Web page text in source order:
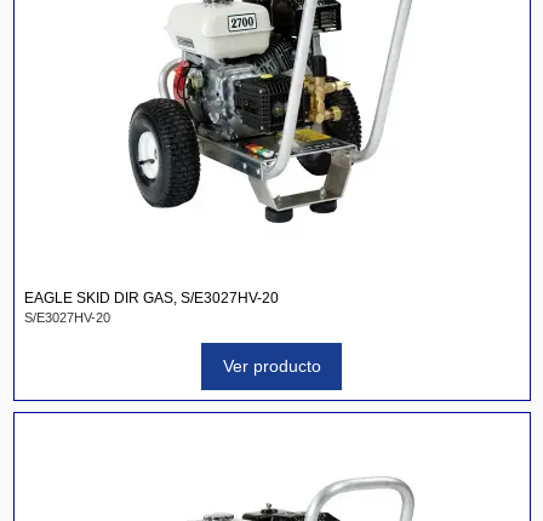
EAGLE SKID DIR GAS, S/E3027HV-20
S/E3027HV-20
Ver producto